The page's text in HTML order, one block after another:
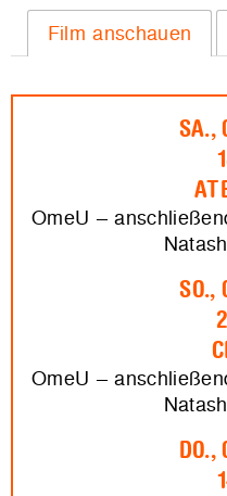
Film anschauen
SA.,
OmeU –
SO.,
OmeU –